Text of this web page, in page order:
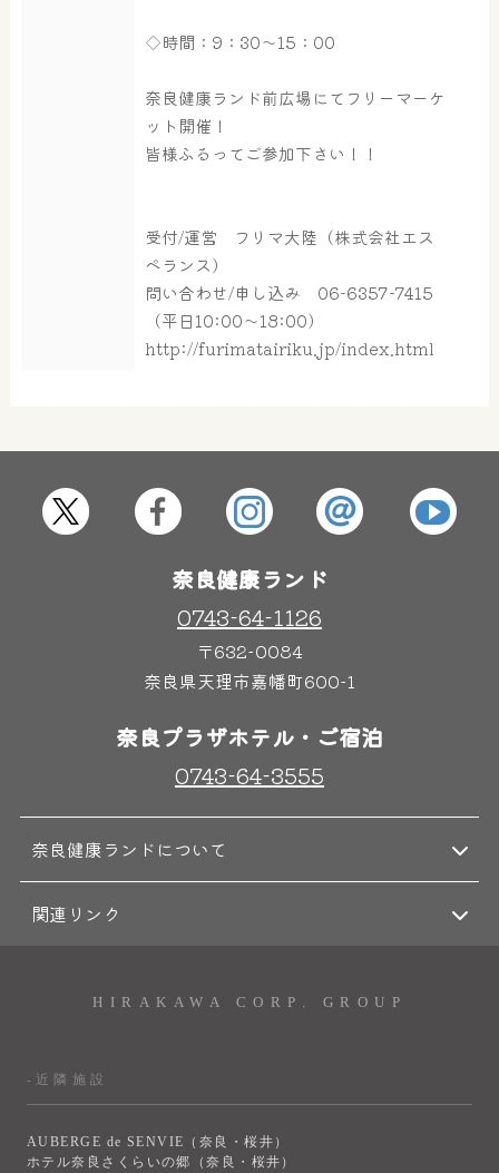
大浴場 サウナ・岩盤浴
屋内レジャープール グルメ
奈良わんぱくランド
ボディケア
◇時間：9：30～15：00
奈良健康ランド前広場にてフリーマーケ
ット開催！
皆様ふるってご参加下さい！！
受付/運営 フリマ大陸（株式会社エス
ペランス）
問い合わせ/申し込み 06-6357-7415
（平日10:00～18:00）
http://furimatairiku.jp/index.html
奈良健康ランド
0743-64-1126
〒632-0084
奈良県天理市嘉幡町600-1
奈良プラザホテル・ご宿泊
0743-64-3555
奈良健康ランドについて
関連リンク
HIRAKAWA CORP. GROUP
-近隣施設
AUBERGE de SENVIE（奈良・桜井）
ホテル奈良さくらいの郷（奈良・桜井）